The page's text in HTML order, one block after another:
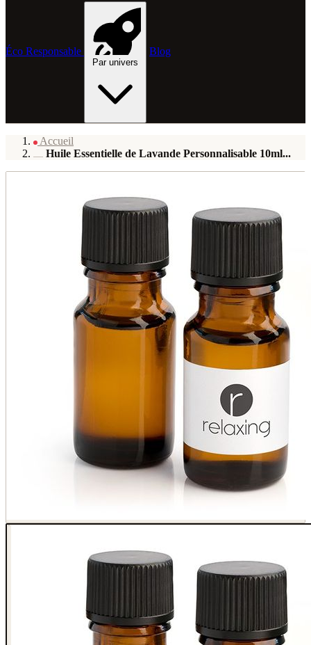
Éco Responsable
Par univers
Blog
Accueil
Huile Essentielle de Lavande Personnalisable 10ml...